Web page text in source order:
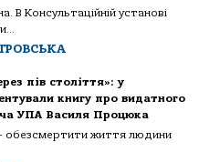
В Консультаційній установі
пів століття»: у
книгу про видатного
УПА Василя Процюка
обезсмертити життя людини